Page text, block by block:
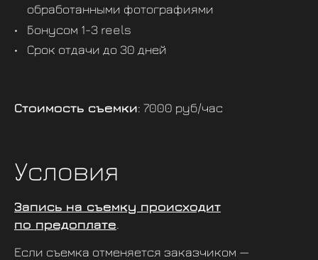
обработанными фотографиями
Бонусом 1-3 reels
Срок отдачи до 30 дней
Стоимость съемки: 7000 руб/час
Условия
Запись на съемку происходит
по предоплате.
Если съемка отменяется заказчиком —